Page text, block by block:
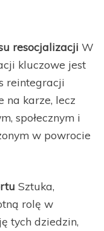
resocjalizacji W
kluczowe jest
reintegracji
na karze, lecz
społecznym i
w powrocie
Sztuka,
rolę w
tych dziedzin,